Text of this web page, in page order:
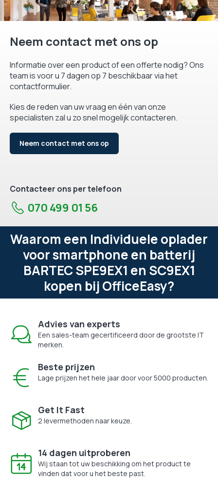
Neem contact met ons op
Informatie over een product of een offerte nodig? Ons
team is voor u 7 dagen op 7 beschikbaar via het
contactformulier.
Kies de reden van uw vraag en één van onze
specialisten zal u zo snel mogelijk contacteren.
Neem contact met ons op
Contacteer ons per telefoon
070 499 01 56
Waarom een Individuele oplader
voor smartphone en batterij
BARTEC SPE9EX1 en SC9EX1
kopen bij OfficeEasy?
Advies van experts
Een sales-team gecertificeerd door de grootste IT
merken.
Beste prijzen
Lage prijzen het hele jaar door voor 5000 producten.
Get It Fast
2 levermethoden naar keuze.
14 dagen uitproberen
Wij staan tot uw beschikking om het product te
vinden dat voor u het beste past.